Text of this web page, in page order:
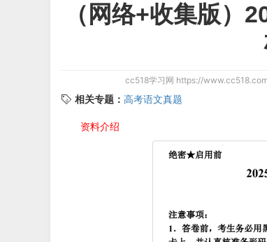
（网络+收集版）
cc518学习网 https://
相关专题： 高考语文真题
资料介绍